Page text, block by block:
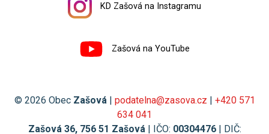
KD Zašová na Instagramu
Zašová na YouTube
© 2026 Obec Zašová | podatelna@zasova.cz | +420 571
634 041
Zašová 36, 756 51 Zašová | IČO: 00304476| DIČ: